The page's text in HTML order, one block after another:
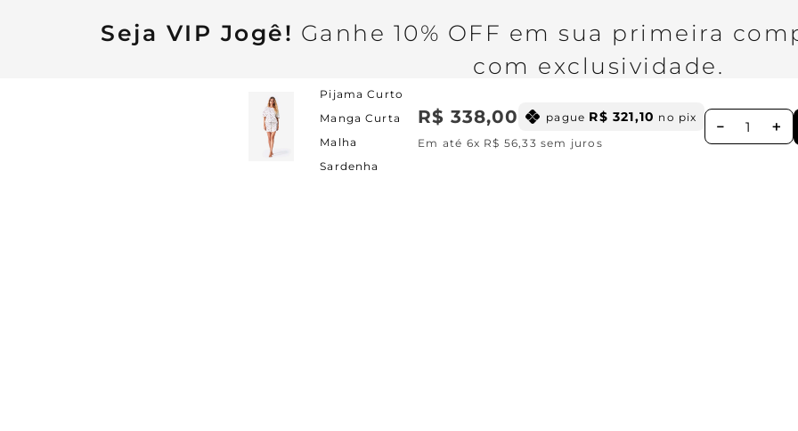
Pijama Curto
Manga Curta
Malha
Sardenha
R$ 338,00 pague R$ 321,10 no pix
Em até 6x R$ 56,33 sem juros
＋
－
Seja VIP Jogê! Ganhe 10% OFF em sua primeira
com exclusividade.